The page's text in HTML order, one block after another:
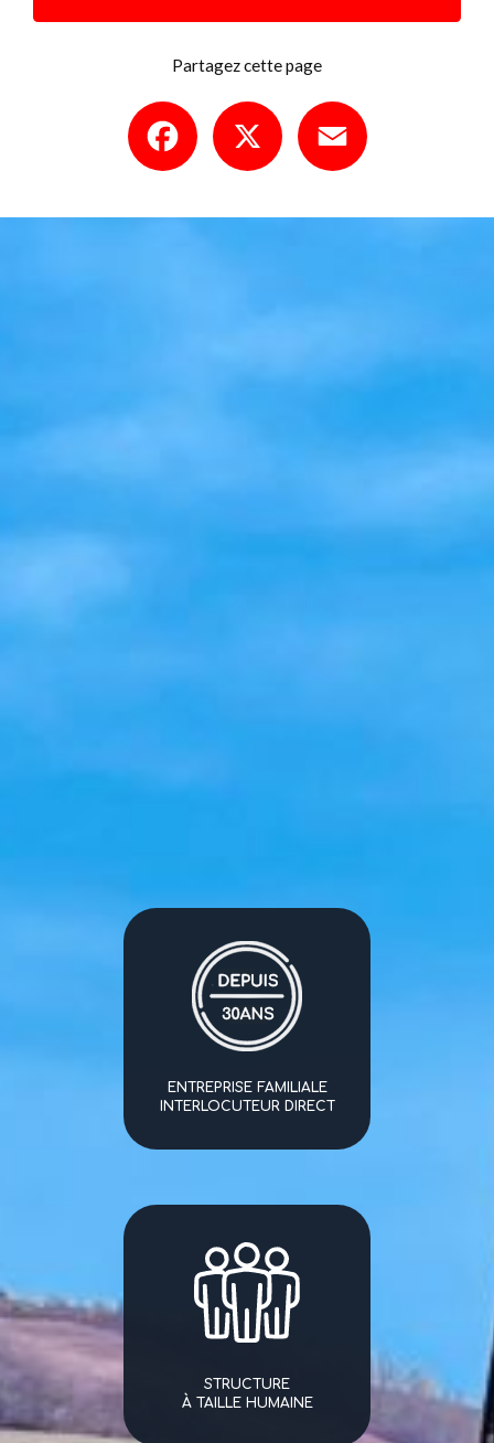
Partagez cette page
Facebook
ENTREPRISE FAMILIALE
INTERLOCUTEUR DIRECT
STRUCTURE
À TAILLE HUMAINE